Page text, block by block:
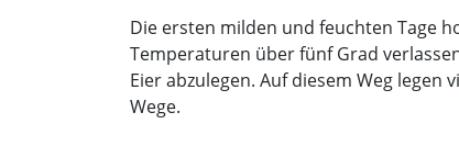
Die ersten milden und feuchten Tage
Temperaturen über fünf Grad
Eier abzulegen. Auf diesem Weg
Wege.